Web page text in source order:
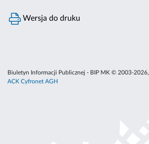
Wersja do druku
Biuletyn Informacji Publicznej - BIP MK © 2003-2026,
ACK Cyfronet AGH